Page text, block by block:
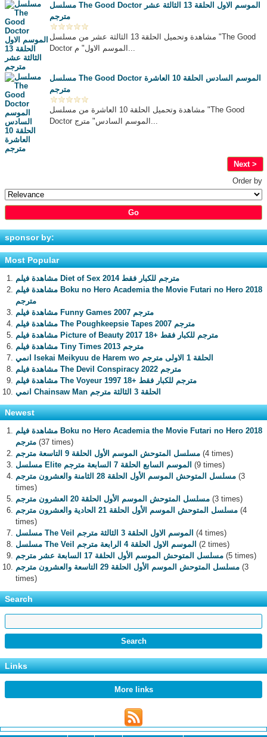
مسلسل The Good Doctor الموسم الاول الحلقة 13 الثالثة عشر
مترجم
مشاهدة وتحميل الحلقة 13 الثالثة عشر من مسلسل "The Good
Doctor الموسم الاول" م...
مسلسل The Good Doctor الموسم السادس الحلقة 10 العاشرة
مترجم
مشاهدة وتحميل الحلقة 10 العاشرة من مسلسل "The Good
Doctor الموسم السادس" مترج...
Next >
Order by
sponsor by:
Most Popular
مشاهدة فيلم Diet of Sex 2014 مترجم للكبار فقط
مشاهدة فيلم Boku no Hero Academia the Movie Futari no Hero 2018
مترجم
مشاهدة فيلم Funny Games 2007 مترجم
مشاهدة فيلم The Poughkeepsie Tapes 2007 مترجم
مشاهدة فيلم Picture of Beauty 2017 مترجم للكبار فقط +18
مشاهدة فيلم Tiny Times 2013 مترجم
انمي Isekai Meikyuu de Harem wo الحلقة 1 الاولى مترجم
مشاهدة فيلم The Devil Conspiracy 2022 مترجم
مشاهدة فيلم The Voyeur 1997 مترجم للكبار فقط +18
انمي Chainsaw Man الحلقة 3 الثالثة مترجم
Newest
مشاهدة فيلم Boku no Hero Academia the Movie Futari no Hero 2018
مترجم
(37 times)
مسلسل المتوحش الموسم الأول الحلقة 9 التاسعة مترجم
(4 times)
مسلسل Elite الموسم السابع الحلقة 7 السابعة مترجم
(9 times)
مسلسل المتوحش الموسم الأول الحلقة 28 الثامنة والعشرون مترجم (3
times)
مسلسل المتوحش الموسم الأول الحلقة 20 العشرون مترجم
(3 times)
مسلسل المتوحش الموسم الأول الحلقة 21 الحادية والعشرون مترجم (4
times)
مسلسل The Veil الموسم الاول الحلقة 3 الثالثة مترجم
(4 times)
مسلسل The Veil الموسم الاول الحلقة 4 الرابعة مترجم
(2 times)
مسلسل المتوحش الموسم الأول الحلقة 17 السابعة عشر مترجم
(5 times)
مسلسل المتوحش الموسم الأول الحلقة 29 التاسعة والعشرون مترجم (3
times)
Search
Links
More links